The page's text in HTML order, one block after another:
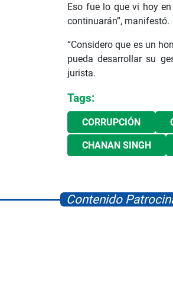
Eso fue lo que vi hoy
continuarán”, manifestó.
“Considero que es un
pueda desarrollar su
jurista.
Tags:
CORRUPCIÓN
CHANAN SINGH
Contenido